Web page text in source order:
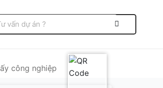
công nghiệp